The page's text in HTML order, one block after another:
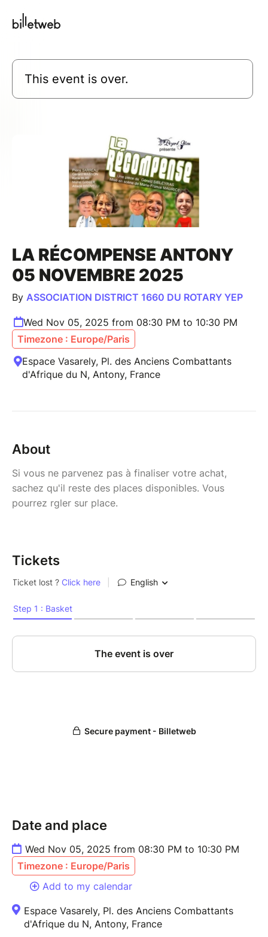
This event is over.
LA RÉCOMPENSE ANTONY
05 NOVEMBRE 2025
By ASSOCIATION DISTRICT 1660 DU ROTARY YEP
Wed Nov 05, 2025 from 08:30 PM to 10:30 PM
Timezone : Europe/Paris
Espace Vasarely, Pl. des Anciens Combattants
d'Afrique du N, Antony, France
About
Si vous ne parvenez pas à finaliser votre achat,
sachez qu'il reste des places disponibles. Vous
pourrez rgler sur place.
Tickets
Date and place
Wed Nov 05, 2025 from 08:30 PM to 10:30 PM
Timezone : Europe/Paris
Add to my calendar
Espace Vasarely, Pl. des Anciens Combattants
d'Afrique du N, Antony, France